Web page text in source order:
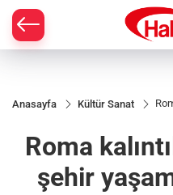
Anasayfa Kültür Sanat
şehir
aynı
Roma
şehir